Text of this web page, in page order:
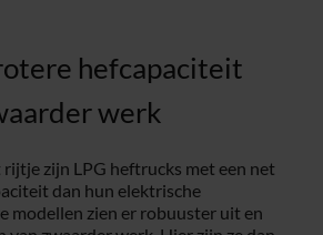
hefcapaciteit
werk
zijn LPG heftrucks met een net
dan hun elektrische
modellen zien er robuuster uit en